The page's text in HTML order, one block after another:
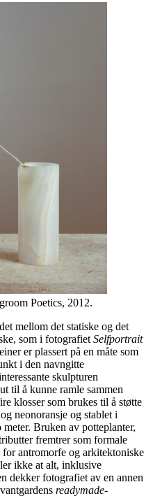
Poetics, 2012.
mellom det statiske og det
som i fotografiet Selfportrait
er plassert på en måte som
i den navngitte
skulpturen
til å kunne ramle sammen
klosser som brukes til å støtte
neonoransje og stablet i
Bruken av potteplanter,
fremtrer som formale
for antromorfe og arkitektoniske
ikke at alt, inklusive
dekker fotografiet av en annen
readymade-